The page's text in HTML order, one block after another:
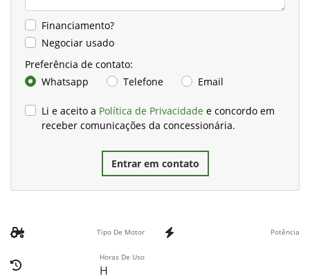
Financiamento?
Negociar usado
Preferência de contato:
Whatsapp
Telefone Email
Li e aceito a Política de Privacidade e concordo em
receber comunicações da concessionária.
Entrar em contato
Tipo De Motor Potência
Horas De Uso
H